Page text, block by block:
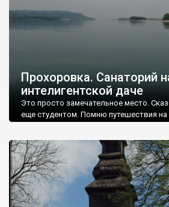
Прохоровка. Санаторий
интелигентской даче
Это просто замечательное место.
еще студентом. Помню путешествия